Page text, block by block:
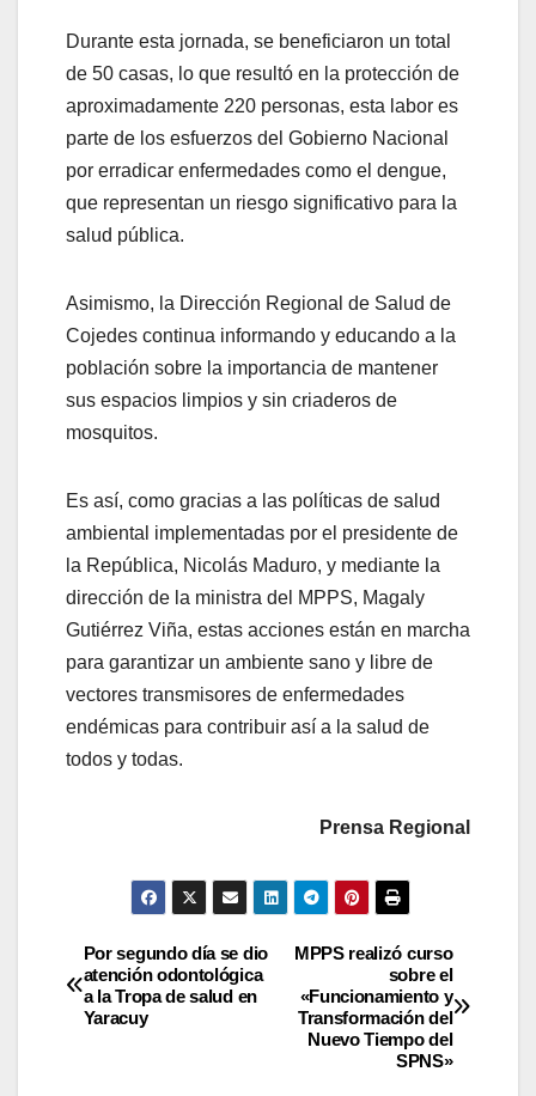
Durante esta jornada, se beneficiaron un total
de 50 casas, lo que resultó en la protección de
aproximadamente 220 personas, esta labor es
parte de los esfuerzos del Gobierno Nacional
por erradicar enfermedades como el dengue,
que representan un riesgo significativo para la
salud pública.
Asimismo, la Dirección Regional de Salud de
Cojedes continua informando y educando a la
población sobre la importancia de mantener
sus espacios limpios y sin criaderos de
mosquitos.
Es así, como gracias a las políticas de salud
ambiental implementadas por el presidente de
la República, Nicolás Maduro, y mediante la
dirección de la ministra del MPPS, Magaly
Gutiérrez Viña, estas acciones están en marcha
para garantizar un ambiente sano y libre de
vectores transmisores de enfermedades
endémicas para contribuir así a la salud de
todos y todas.
Prensa Regional
MPPS realizó curso
sobre el
«Funcionamiento y
Transformación del
Nuevo Tiempo del
SPNS»
Por segundo día se dio
atención odontológica
a la Tropa de salud en
Yaracuy